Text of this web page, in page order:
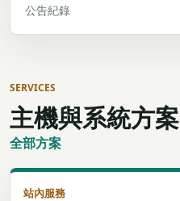
公告紀錄
SERVICES
主機與系統方案
全部方案
站內服務